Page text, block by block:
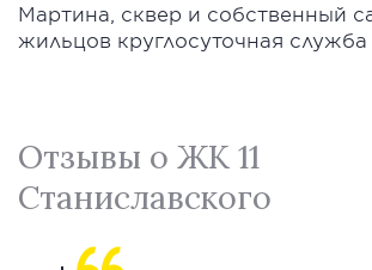
Мартина, сквер и собственный
жильцов круглосуточная служба
Отзывы о ЖК 11
Станиславского